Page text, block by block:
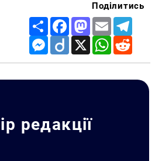
Поділитись
Share FacebookMastodon
Email
Messenger
Diigo X WhatsApp
редакції